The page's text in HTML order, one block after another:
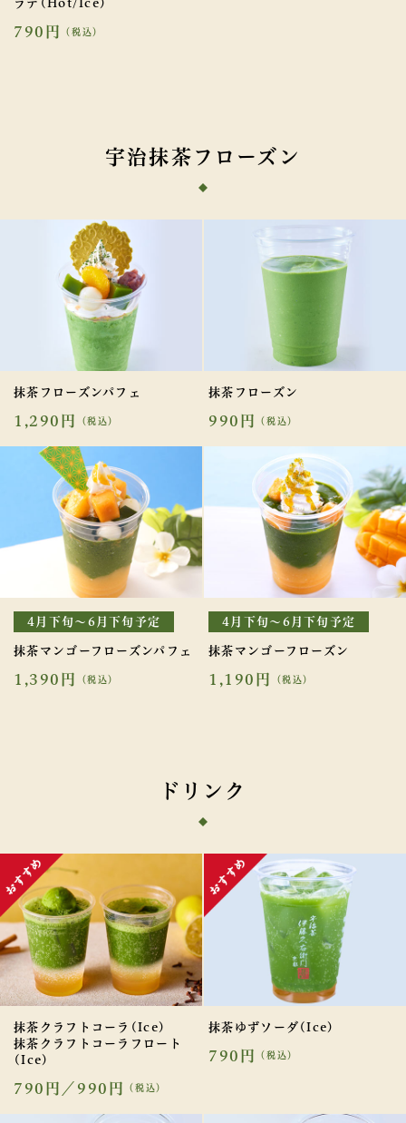
ラテ(Hot/Ice)
790円 （税込）
宇治抹茶フローズン
抹茶フローズンパフェ
1,290円 （税込）
抹茶フローズン
990円 （税込）
4月下旬～6月下旬予定
抹茶マンゴーフローズンパフェ
1,390円 （税込）
4月下旬～6月下旬予定
抹茶マンゴーフローズン
1,190円 （税込）
ドリンク
抹茶クラフトコーラ(Ice)
抹茶クラフトコーラフロート
(Ice)
790円／990円 （税込）
抹茶ゆずソーダ(Ice)
790円 （税込）